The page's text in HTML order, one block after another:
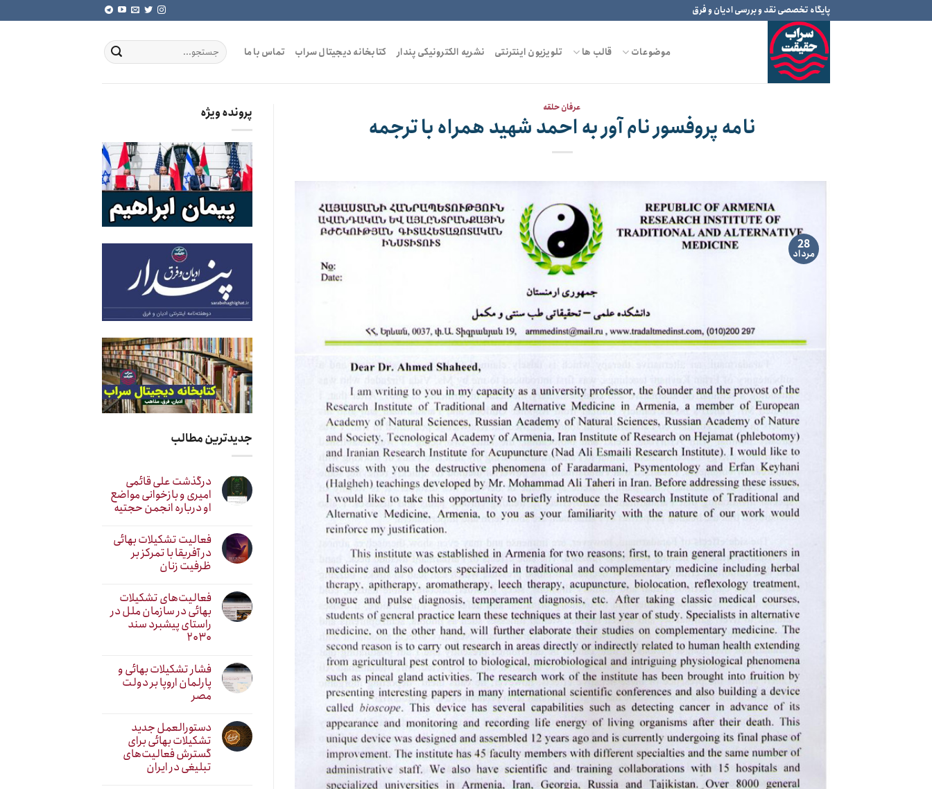
to
پایگاه تخصصی نقد و بررسی ادیان و فرق
موضوعات قالب ها تلویزیون اینترنتی نشریه الکترونیکی پندار کتابخانه دیجیتال سراب تماس با ما
عرفان حلقه
نامه پروفسور نام آور به احمد شهید همراه با ترجمه
28
مرداد
پرونده ویژه
جدیدترین مطالب
درگذشت علی قائمی
امیری و بازخوانی مواضع
او درباره انجمن حجتیه
فعالیت تشکیلات بهائی
در آفریقا با تمرکز بر
ظرفیت زنان
فعالیت‌های تشکیلات
بهائی در سازمان ملل در
راستای پیشبرد سند
۲۰۳۰
فشار تشکیلات بهائی و
پارلمان اروپا بر دولت
مصر
دستورالعمل جدید
تشکیلات بهائی برای
گسترش فعالیت‌های
تبلیغی در ایران